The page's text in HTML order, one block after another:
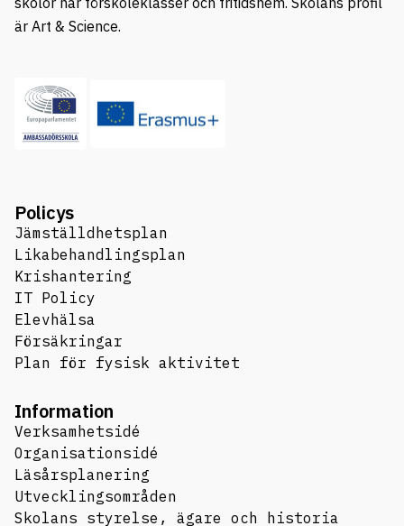
är Art & Science.
Policys
Jämställdhetsplan
Likabehandlingsplan
Krishantering
IT Policy
Elevhälsa
Försäkringar
Plan för fysisk aktivitet
Information
Verksamhetsidé
Organisationsidé
Läsårsplanering
Utvecklingsområden
Skolans styrelse, ägare och historia